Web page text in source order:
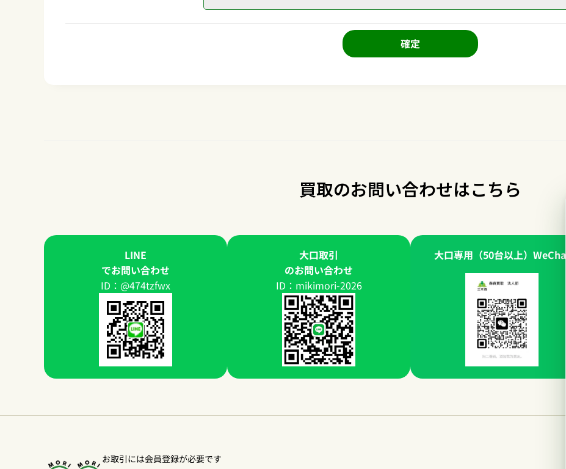
確定
買取のお問い合わせはこちら
LINE
でお問い合わせ
ID：@474tzfwx
大口取引
のお問い合わせ
ID：mikimori-2026
大口専用（50台以上）WeChat
お取引には会員登録が必要です